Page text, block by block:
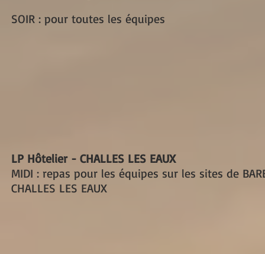
SOIR : pour toutes les équipes
LP Hôtelier - CHALLES LES EAUX
MIDI : repas pour les équipes sur les sites de
CHALLES LES EAUX